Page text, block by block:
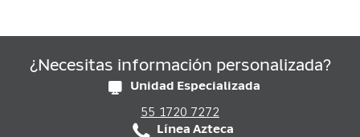
¿Necesitas información personalizada?
Unidad Especializada
55 1720 7272
Línea Azteca